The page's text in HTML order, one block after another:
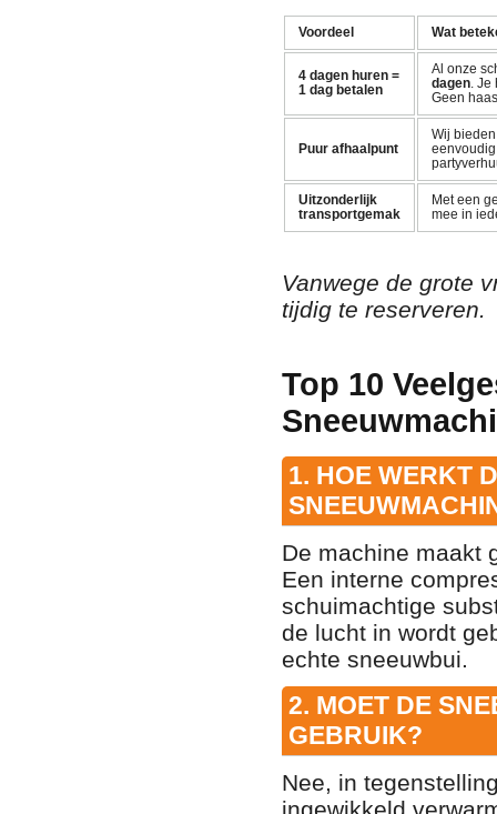
Voordeel Wat
4 dagen huren =
1 dag betalen
Al onze
dagen. Je
Geen
Puur afhaalpunt
Wij
Uitzonderlijk
transportgemak
Met een
mee in
Vanwege de grote
tijdig te reserveren.
Top 10
1. HOE WERKT
De machine maakt
Een interne
schuimachtige
de lucht in wordt
echte sneeuwbui.
2. MOET DE
GEBRUIK?
Nee, in
ingewikkeld